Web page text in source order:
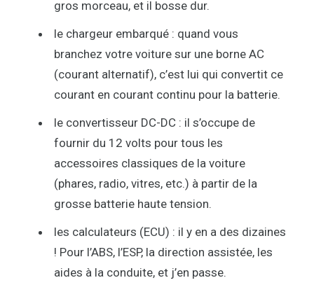
gros morceau, et il bosse dur.
le chargeur embarqué : quand vous
branchez votre voiture sur une borne AC
(courant alternatif), c’est lui qui convertit ce
courant en courant continu pour la batterie.
le convertisseur DC-DC : il s’occupe de
fournir du 12 volts pour tous les
accessoires classiques de la voiture
(phares, radio, vitres, etc.) à partir de la
grosse batterie haute tension.
les calculateurs (ECU) : il y en a des dizaines
! Pour l’ABS, l’ESP, la direction assistée, les
aides à la conduite, et j’en passe.